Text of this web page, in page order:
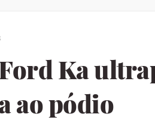
Ka
ao pódio